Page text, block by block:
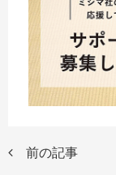
前の記事